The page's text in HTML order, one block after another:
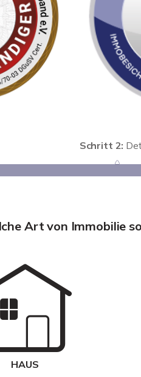
Schritt 2:
Art von Immobilie
HAUS